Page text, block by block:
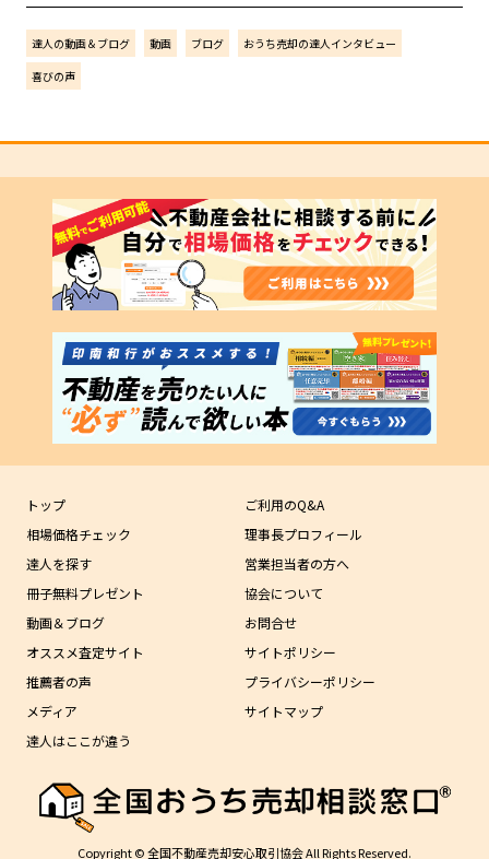
達人の動画＆ブログ 動画 ブログ
おうち売却の達人インタビュー
喜びの声
トップ
相場価格チェック
達人を探す
冊子無料プレゼント
動画＆ブログ
オススメ査定サイト
推薦者の声
メディア
達人はここが違う
ご利用のQ&A
理事長プロフィール
営業担当者の方へ
協会について
お問合せ
サイトポリシー
プライバシーポリシー
サイトマップ
Copyright © 全国不動産売却安心取引協会 All Rights Reserved.